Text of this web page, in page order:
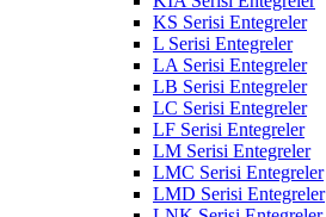
KS Serisi Entegreler
L Serisi Entegreler
LA Serisi Entegreler
LB Serisi Entegreler
LC Serisi Entegreler
LF Serisi Entegreler
LM Serisi Entegreler
LMC Serisi Entegreler
LMD Serisi Entegreler